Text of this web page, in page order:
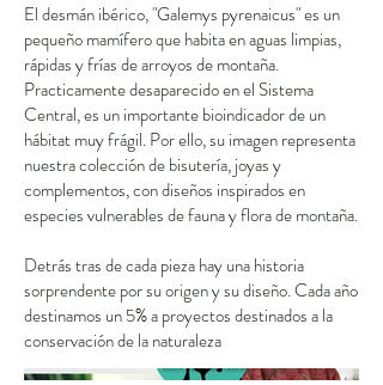
El desmán ibérico, "Galemys pyrenaicus" es un
pequeño mamífero que habita en aguas limpias,
rápidas y frías de arroyos de montaña.
Practicamente desaparecido en el Sistema
Central, es un importante bioindicador de un
hábitat muy frágil. Por ello, su imagen representa
nuestra colección de bisutería, joyas y
complementos, con diseños inspirados en
especies vulnerables de fauna y flora de montaña.
Detrás tras de cada pieza hay una historia
sorprendente por su origen y su diseño. Cada año
destinamos un 5% a proyectos destinados a la
conservación de la naturaleza